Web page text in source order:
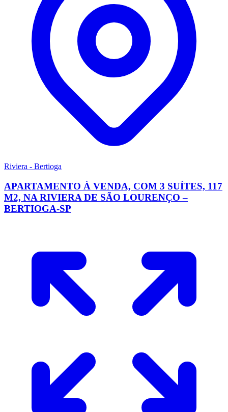
Riviera - Bertioga
APARTAMENTO À VENDA, COM 3 SUÍTES, 117
M2, NA RIVIERA DE SÃO LOURENÇO –
BERTIOGA-SP